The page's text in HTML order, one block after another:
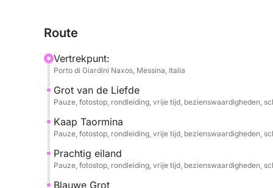
maken. Bewonder de kust vanuit een uniek
Tijdens de cruise ontdekt u de meest
Grotta dell'Amore, Capo Taormina, Isola Bella,
U kunt zelf kiezen waar u ongeveer 1 uur wilt
kristalheldere water en te genieten van onze
Route
Vertrekpunt:
Porto di Giardini Naxos, Messina, Italia
Grot van de Liefde
Pauze, fotostop, rondleiding, vrije tijd, bezienswaardigheden,
Kaap Taormina
Pauze, fotostop, rondleiding, vrije tijd, bezienswaardigheden,
Prachtig eiland
Pauze, fotostop, rondleiding, vrije tijd, bezienswaardigheden,
Blauwe Grot